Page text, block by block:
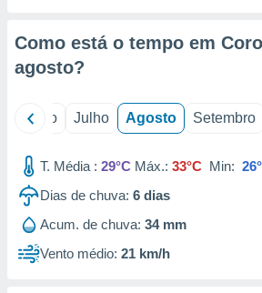
através
estudos
de
Como está o tempo em
agosto?
Junho Julho Agosto Setembro
T. Média : 29°C Máx.: 33°C Min:
Dias de chuva: 6 dias
Acum. de chuva: 34 mm
Vento médio: 21 km/h